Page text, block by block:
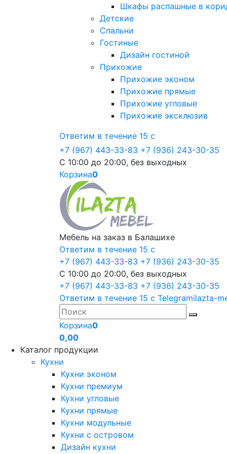
Шкафы распашные в
Детские
Спальни
Гостиные
Дизайн гостиной
Прихожие
Прихожие эконом
Прихожие прямые
Прихожие угловые
Прихожие эксклюзив
Ответим в течение 15 с
+7 (967) 443-33-83 +7 (936) 243-30-35
С 10:00 до 20:00, без выходных
Корзина0
Мебель на заказ в Балашихе
Ответим в течение 15 с
+7 (967) 443-33-83 +7 (936) 243-30-35
С 10:00 до 20:00, без выходных
+7 (967) 443-33-83 +7 (936) 243-30-35
Ответим в течение 15 с Telegramilazta-
Корзина0
0,00
Каталог продукции
Кухни
Кухни эконом
Кухни премиум
Кухни угловые
Кухни прямые
Кухни модульные
Кухни с островом
Дизайн кухни